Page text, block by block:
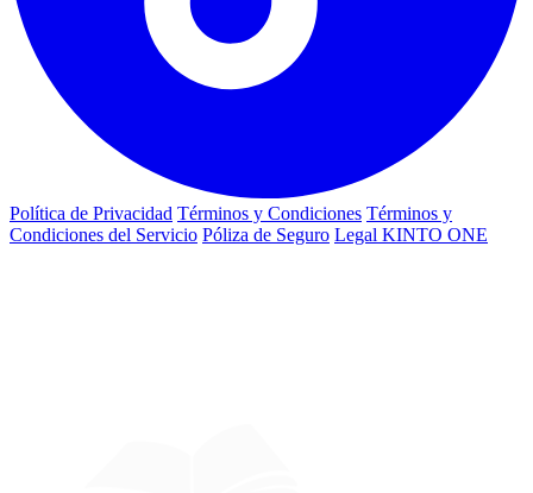
Política de Privacidad Términos y Condiciones Términos y
Condiciones del Servicio Póliza de Seguro Legal KINTO ONE